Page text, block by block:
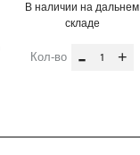
В наличии на дальнем
складе
Кол-во - +